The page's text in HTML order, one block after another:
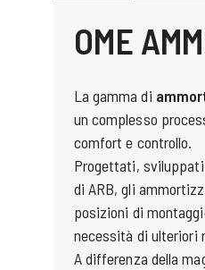
OME
La gamma di
un complesso
comfort e controllo.
Progettati,
di ARB, gli
posizioni di
necessità di ulteriori
A differenza della